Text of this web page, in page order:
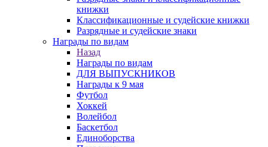
книжки
Классификационные и судейские книжки
Разрядные и судейские знаки
Награды по видам
Назад
Награды по видам
ДЛЯ ВЫПУСКНИКОВ
Награды к 9 мая
Футбол
Хоккей
Волейбол
Баскетбол
Единоборства